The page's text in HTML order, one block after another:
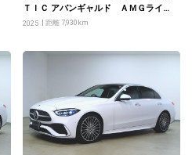
ＴＩＣ アバンギャルド ＡＭＧライン
パッケージ
2025 距離 7,930km